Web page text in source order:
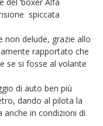
spiccata
non delude, grazie allo
rapportato che
se si fosse al volante
di auto ben più
dando al pilota la
in condizioni di